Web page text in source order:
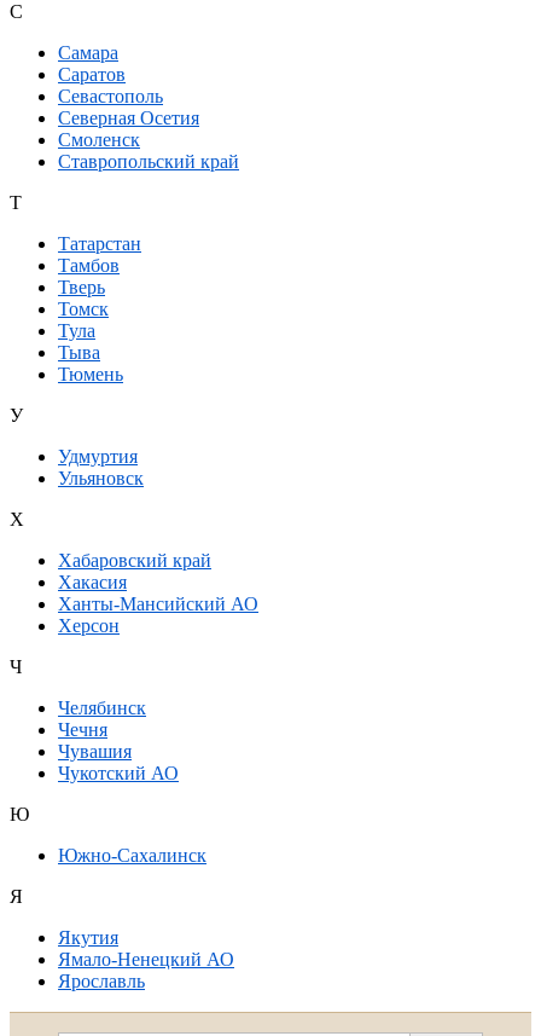
С
Самара
Саратов
Севастополь
Северная Осетия
Смоленск
Ставропольский край
Т
Татарстан
Тамбов
Тверь
Томск
Тула
Тыва
Тюмень
У
Удмуртия
Ульяновск
Х
Хабаровский край
Хакасия
Ханты-Мансийский АО
Херсон
Ч
Челябинск
Чечня
Чувашия
Чукотский АО
Ю
Южно-Сахалинск
Я
Якутия
Ямало-Ненецкий АО
Ярославль
Дополнительная информация